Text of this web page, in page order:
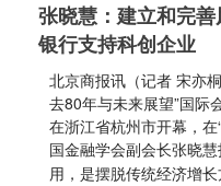
张晓慧：建立和完
银行支持科创企业
北京商报讯（记者 宋亦
去80年与未来展望”国际
在浙江省杭州市开幕，
国金融学会副会长张晓
用，是摆脱传统经济增